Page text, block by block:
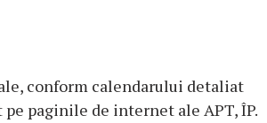
conform calendarului detaliat
paginile de internet ale APT, ÎP.